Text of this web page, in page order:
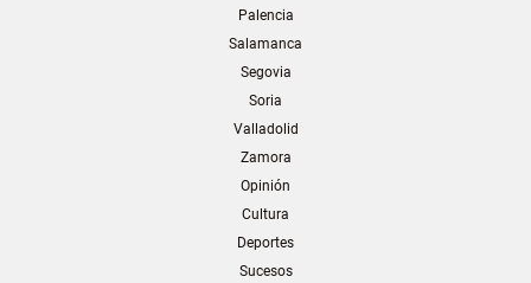
Palencia
Salamanca
Segovia
Soria
Valladolid
Zamora
Opinión
Cultura
Deportes
Sucesos